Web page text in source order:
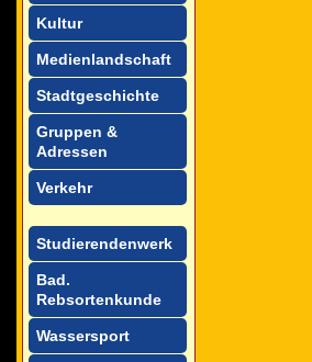
Kultur
Medienlandschaft
Stadtgeschichte
Gruppen &
Adressen
Verkehr
Studierendenwerk
Bad.
Rebsortenkunde
Wassersport